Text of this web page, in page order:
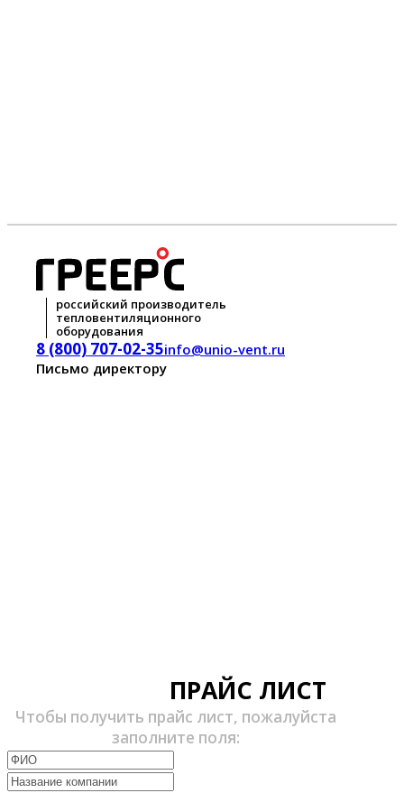
российский производитель
тепловентиляционного
оборудования
8 (800) 707-02-35info@unio-vent.ru
Письмо директору
ПРАЙС ЛИСТ
Чтобы получить прайс лист, пожалуйста
заполните поля: